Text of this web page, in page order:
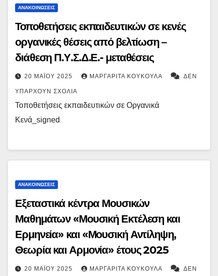
ΑΝΑΚΟΙΝΏΣΕΙΣ
Τοποθετήσεις εκπαιδευτικών σε κενές
οργανικές θέσεις από βελτίωση –
διάθεση Π.Υ.Σ.Δ.Ε.- μεταθέσεις
20 ΜΑΪ́ΟΥ 2025 ΜΑΡΓΑΡΊΤΑ ΚΟΥΚΟΎΛΑ ΔΕΝ
ΥΠΆΡΧΟΥΝ ΣΧΌΛΙΑ
Τοποθετήσεις εκπαιδευτικών σε Οργανικά
Κενά_signed
ΑΝΑΚΟΙΝΏΣΕΙΣ
Εξεταστικά κέντρα Μουσικών
Μαθημάτων «Μουσική Εκτέλεση και
Ερμηνεία» και «Μουσική Αντίληψη,
Θεωρία και Αρμονία» έτους 2025
20 ΜΑΪ́ΟΥ 2025 ΜΑΡΓΑΡΊΤΑ ΚΟΥΚΟΎΛΑ ΔΕΝ